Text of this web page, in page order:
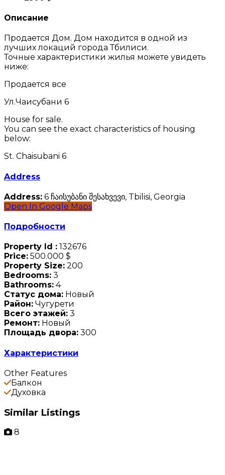
Описание
Продается Дом. Дом находится в одной из
лучших локаций города Тбилиси.
Точные характеристики жилья можете увидеть
ниже:
Продается все
Ул.Чаисубани 6
House for sale.
You can see the exact characteristics of housing
below:
St. Chaisubani 6
Address
Address: 6 ჩაისუბანი შესახვევი, Tbilisi, Georgia
Open In Google Maps
Подробности
Property Id : 132676
Price: 500.000 $
Property Size: 200
Bedrooms: 3
Bathrooms: 4
Статус дома: Новый
Район: Чугурети
Всего этажей: 3
Ремонт: Новый
Площадь двора: 300
Характеристики
Other Features
Балкон
Духовка
Similar Listings
8